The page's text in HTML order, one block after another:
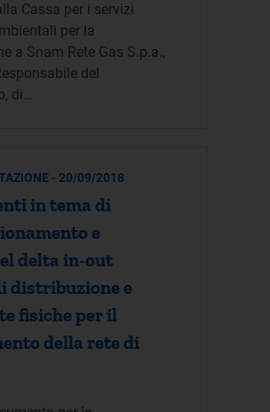
Cassa per i servizi
per la
a Snam Rete Gas S.p.a.,
del
di…
- 20/09/2018
in tema di
e
delta in-out
distribuzione e
fisiche per il
della rete di